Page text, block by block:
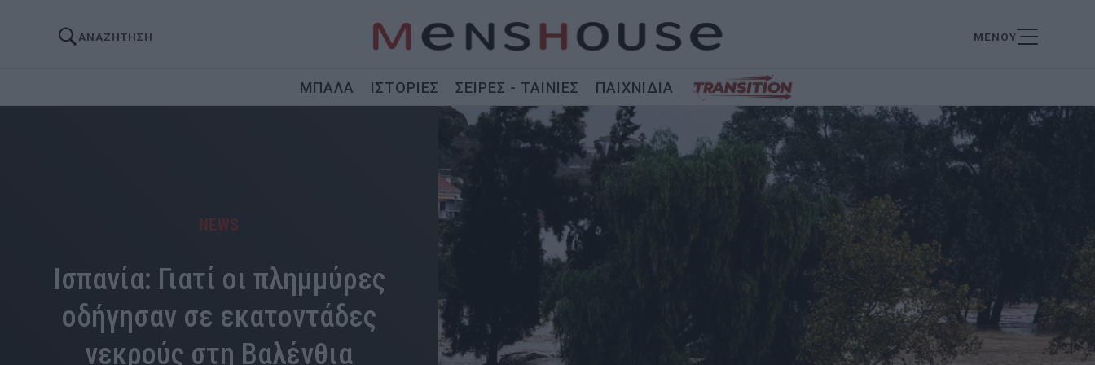
ΑΝΑΖΗΤΗΣΗ ΜΕΝΟΥ
ΜΠΑΛΑ ΙΣΤΟΡΙΕΣ ΣΕΙΡΕΣ - ΤΑΙΝΙΕΣ ΠΑΙΧΝΙΔΙΑ
NEWS
Ισπανία: Γιατί οι πλημμύρες
οδήγησαν σε εκατοντάδες
νεκρούς στη Βαλένθια